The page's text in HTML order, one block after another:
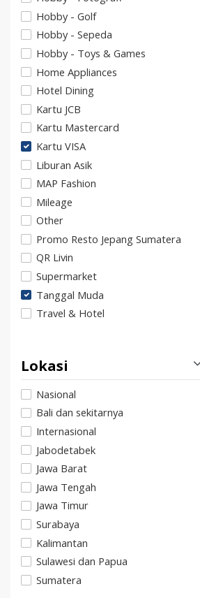
Hobby - Golf
Hobby - Sepeda
Hobby - Toys & Games
Home Appliances
Hotel Dining
Kartu JCB
Kartu Mastercard
Kartu VISA
Liburan Asik
MAP Fashion
Mileage
Other
Promo Resto Jepang Sumatera
QR Livin
Supermarket
Tanggal Muda
Travel & Hotel
Lokasi
Nasional
Bali dan sekitarnya
Internasional
Jabodetabek
Jawa Barat
Jawa Tengah
Jawa Timur
Surabaya
Kalimantan
Sulawesi dan Papua
Sumatera